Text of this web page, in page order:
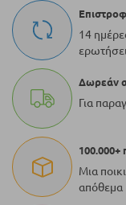
14
Δωρεάν
Για
100.000+
Μια
απόθεμα